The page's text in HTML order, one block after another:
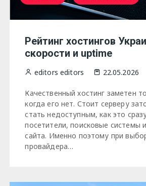
Рейтинг хостингов
скорости и uptime
editors editors 22.05.2026
Качественный хостинг заметен
когда его нет. Стоит серверу
стать недоступным, как это
посетители, поисковые системы
сайта. Именно поэтому при
провайдера…